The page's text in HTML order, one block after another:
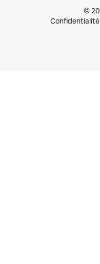
©
Confidentialité